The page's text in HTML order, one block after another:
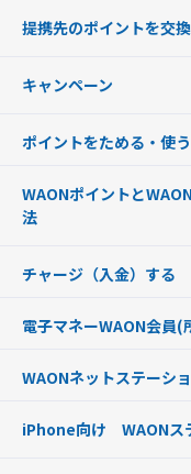
インターネット上でのお
店舗検索
イオン銀行ATM設置場所
提携先のポイントを交換
キャンペーン
ポイントをためる・使う
ポイントの有効期限につ
WAONポイントと
法
チャージ（入金）する
現金でチャージする
銀行口座・ATMからチャー
オートチャージ
ポイントからチャージする
電子マネーWAON会員(
WAON POINTサービス会
WAONネットステーシ
WAONネットステーショ
iPhone向け WAONス